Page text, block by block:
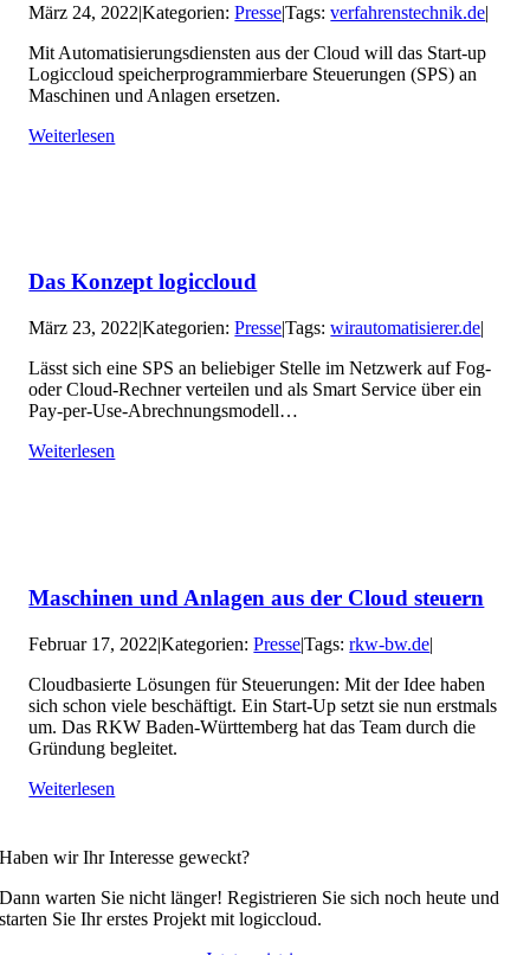
März 24, 2022|Kategorien:Presse|Tags:verfahrenstechnik.de|
Mit Automatisierungsdiensten aus der Cloud will das Start-up
Logiccloud speicherprogrammierbare Steuerungen (SPS) an
Maschinen und Anlagen ersetzen.
Weiterlesen
Das Konzept logiccloud
März 23, 2022|Kategorien:Presse|Tags:wirautomatisierer.de|
Lässt sich eine SPS an beliebiger Stelle im Netzwerk auf Fog-
oder Cloud-Rechner verteilen und als Smart Service über ein
Pay-per-Use-Abrechnungsmodell…
Weiterlesen
Maschinen und Anlagen aus der Cloud steuern
Februar 17, 2022|Kategorien:Presse|Tags:rkw-bw.de|
Cloudbasierte Lösungen für Steuerungen: Mit der Idee haben
sich schon viele beschäftigt. Ein Start-Up setzt sie nun erstmals
um. Das RKW Baden-Württemberg hat das Team durch die
Gründung begleitet.
Weiterlesen
Haben wir Ihr Interesse geweckt?
Dann warten Sie nicht länger! Registrieren Sie sich noch heute und
starten Sie Ihr erstes Projekt mit logiccloud.